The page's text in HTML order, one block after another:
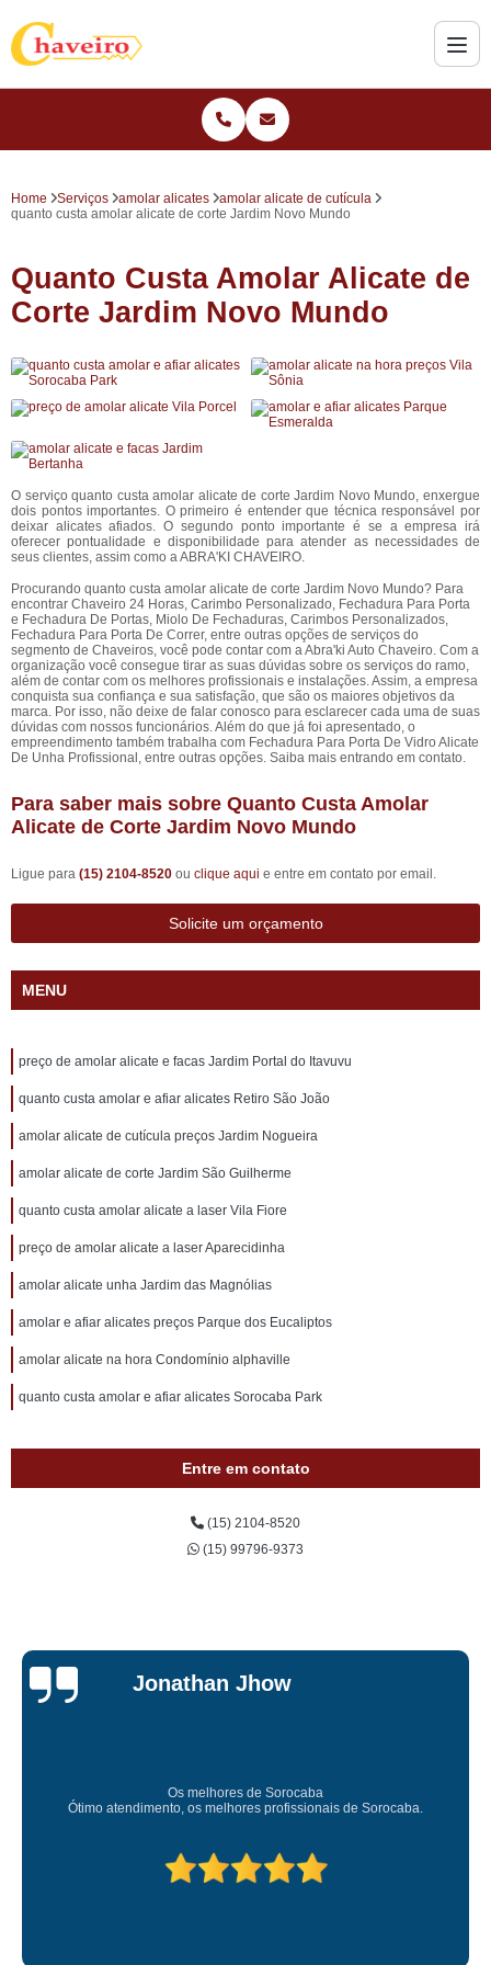
Home Serviços amolar alicates
amolar alicate de cutícula
quanto custa amolar alicate de corte Jardim Novo Mundo
Quanto Custa Amolar Alicate de
Corte Jardim Novo Mundo
O serviço quanto custa amolar alicate de corte Jardim Novo Mundo, enxergue
dois pontos importantes. O primeiro é entender que técnica responsável por
deixar alicates afiados. O segundo ponto importante é se a empresa irá
oferecer pontualidade e disponibilidade para atender as necessidades de
seus clientes, assim como a ABRA'KI CHAVEIRO.
Procurando quanto custa amolar alicate de corte Jardim Novo Mundo? Para
encontrar Chaveiro 24 Horas, Carimbo Personalizado, Fechadura Para Porta
e Fechadura De Portas, Miolo De Fechaduras, Carimbos Personalizados,
Fechadura Para Porta De Correr, entre outras opções de serviços do
segmento de Chaveiros, você pode contar com a Abra'ki Auto Chaveiro. Com a
organização você consegue tirar as suas dúvidas sobre os serviços do ramo,
além de contar com os melhores profissionais e instalações. Assim, a empresa
conquista sua confiança e sua satisfação, que são os maiores objetivos da
marca. Por isso, não deixe de falar conosco para esclarecer cada uma de suas
dúvidas com nossos funcionários. Além do que já foi apresentado, o
empreendimento também trabalha com Fechadura Para Porta De Vidro Alicate
De Unha Profissional, entre outras opções. Saiba mais entrando em contato.
Para saber mais sobre Quanto Custa Amolar
Alicate de Corte Jardim Novo Mundo
Ligue para (15) 2104-8520 ou clique aqui e entre em contato por email.
Solicite um orçamento
MENU
preço de amolar alicate e facas Jardim Portal do Itavuvu
quanto custa amolar e afiar alicates Retiro São João
amolar alicate de cutícula preços Jardim Nogueira
amolar alicate de corte Jardim São Guilherme
quanto custa amolar alicate a laser Vila Fiore
preço de amolar alicate a laser Aparecidinha
amolar alicate unha Jardim das Magnólias
amolar e afiar alicates preços Parque dos Eucaliptos
amolar alicate na hora Condomínio alphaville
quanto custa amolar e afiar alicates Sorocaba Park
Entre em contato
(15) 2104-8520
(15) 99796-9373
Jessica
Carvalho
Super recomendo!
Amei o atendimento. Preco super bom. Superou minhas expectativas.
Deixou o meu bem super arrumadinhooo recomendo!